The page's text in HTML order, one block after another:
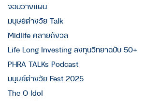
จอมวางแผน
มนุษย์ต่างวัย Talk
Midlife คลายกังวล
Life Long Investing ลงทุนวิทยาฉบับ 50+
PHRA TALKs Podcast
มนุษย์ต่างวัย Fest 2025
The O Idol